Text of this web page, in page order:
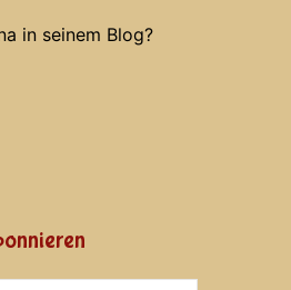
in seinem Blog?